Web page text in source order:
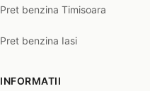
Pret benzina Timisoara
Pret benzina Iasi
INFORMATII